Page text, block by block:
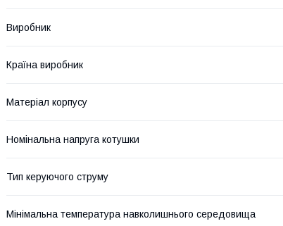
Виробник
Країна виробник
Матеріал корпусу
Номінальна напруга котушки
Тип керуючого струму
Мінімальна температура навколишнього середовища